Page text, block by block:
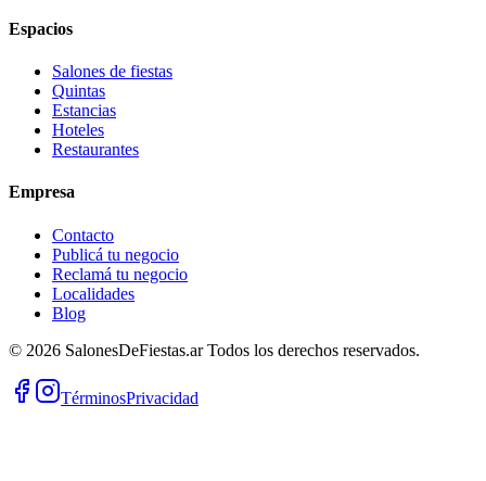
Espacios
Salones de fiestas
Quintas
Estancias
Hoteles
Restaurantes
Empresa
Contacto
Publicá tu negocio
Reclamá tu negocio
Localidades
Blog
© 2026 SalonesDeFiestas.arTodos los derechos reservados.
TérminosPrivacidad